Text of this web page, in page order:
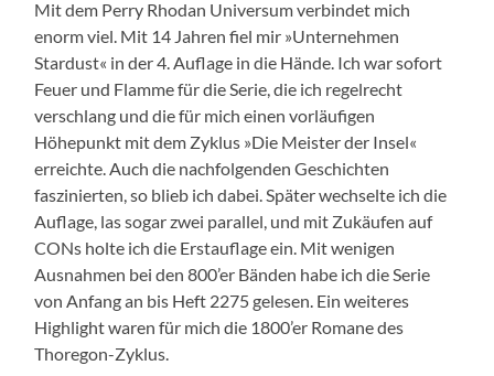
Mit dem Perry Rhodan Universum verbindet mich
enorm viel. Mit 14 Jahren fiel mir »Unternehmen
Stardust« in der 4. Auflage in die Hände. Ich war sofort
Feuer und Flamme für die Serie, die ich regelrecht
verschlang und die für mich einen vorläufigen
Höhepunkt mit dem Zyklus »Die Meister der Insel«
erreichte. Auch die nachfolgenden Geschichten
faszinierten, so blieb ich dabei. Später wechselte ich die
Auflage, las sogar zwei parallel, und mit Zukäufen auf
CONs holte ich die Erstauflage ein. Mit wenigen
Ausnahmen bei den 800’er Bänden habe ich die Serie
von Anfang an bis Heft 2275 gelesen. Ein weiteres
Highlight waren für mich die 1800’er Romane des
Thoregon-Zyklus.